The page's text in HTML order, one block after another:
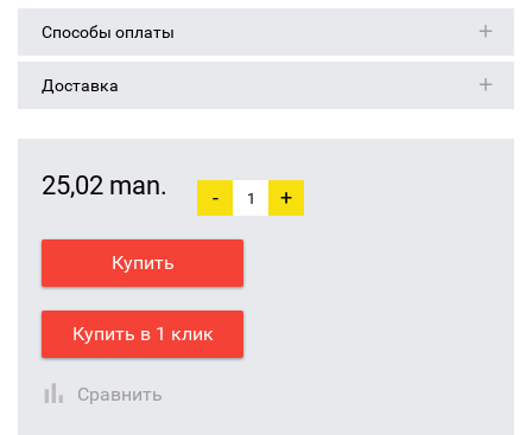
Способы оплаты
Доставка
25,02 man. - +
Купить
Купить в 1 клик
Сравнить